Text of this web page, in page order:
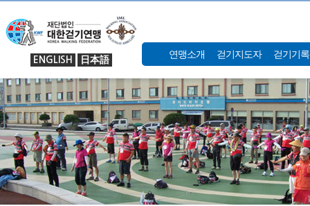
ENGLISH 日本語 연맹소개 걷기지도자 걷기기